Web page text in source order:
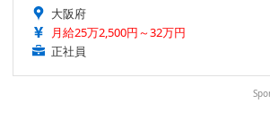
大阪府
月給25万2,500円～32万円
正社員